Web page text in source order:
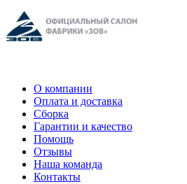
О компании
Оплата и доставка
Сборка
Гарантии и качество
Помощь
Отзывы
Наша команда
Контакты